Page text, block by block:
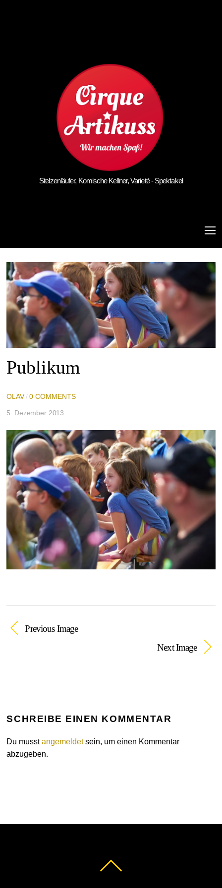
Stelzenläufer, Komische Kellner, Varieté - Spektakel
Publikum
OLAV/ 0 COMMENTS
5. Dezember 2013
Previous Image
Next Image
SCHREIBE EINEN KOMMENTAR
Du musstangemeldetsein, um einen Kommentar
abzugeben.